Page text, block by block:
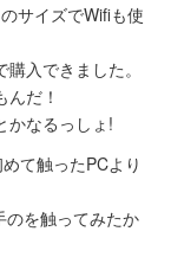
サイズでWifiも使
入できました。
だ！
かなるっしょ!
て触ったPCより
のを触ってみたか